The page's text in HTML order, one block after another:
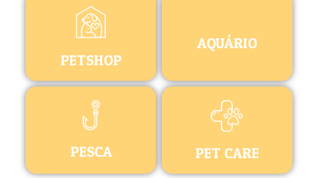
PETSHOP
AQUÁRIO
PESCA PET CARE